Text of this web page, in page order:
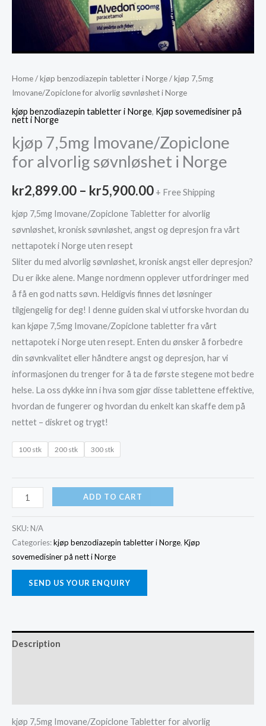
Home/kjøp benzodiazepin tabletter i Norge/ kjøp 7,5mg
Imovane/Zopiclone for alvorlig søvnløshet i Norge
kjøp benzodiazepin tabletter i Norge, Kjøp sovemedisiner på
nett i Norge
kjøp 7,5mg Imovane/Zopiclone
for alvorlig søvnløshet i Norge
kr2,899.00 – kr5,900.00Price
range:
kr2,899.00
through
kr5,900.00
+ Free Shipping
kjøp 7,5mg Imovane/Zopiclone Tabletter for alvorlig
søvnløshet, kronisk søvnløshet, angst og depresjon fra vårt
nettapotek i Norge uten resept
Sliter du med alvorlig søvnløshet, kronisk angst eller depresjon?
Du er ikke alene. Mange nordmenn opplever utfordringer med
å få en god natts søvn. Heldigvis finnes det løsninger
tilgjengelig for deg! I denne guiden skal vi utforske hvordan du
kan kjøpe 7,5mg Imovane/Zopiclone tabletter fra vårt
nettapotek i Norge uten resept. Enten du ønsker å forbedre
din søvnkvalitet eller håndtere angst og depresjon, har vi
informasjonen du trenger for å ta de første stegene mot bedre
helse. La oss dykke inn i hva som gjør disse tablettene effektive,
hvordan de fungerer og hvordan du enkelt kan skaffe dem på
nettet – diskret og trygt!
100 stk 200 stk 300 stk
kjøp
7,5mg
Imovane/Zopiclone
for
alvorlig
ADD TO CART
SKU: N/A
Categories:kjøp benzodiazepin tabletter i Norge, Kjøp
sovemedisiner på nett i Norge
SEND US YOUR ENQUIRY
Description
kjøp 7,5mg Imovane/Zopiclone Tabletter for alvorlig